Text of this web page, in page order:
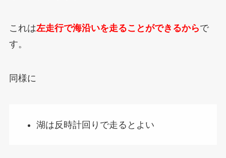
これは左走行で海沿いを走ることができるからで
す。
同様に
湖は反時計回りで走るとよい